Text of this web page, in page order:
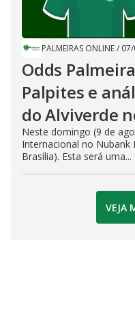
PALMEIRAS ONLINE/
Odds
Palpites e
do Alviverde
Neste domingo (9 de
Internacional no Nubank
Brasília). Esta será uma...
VEJA